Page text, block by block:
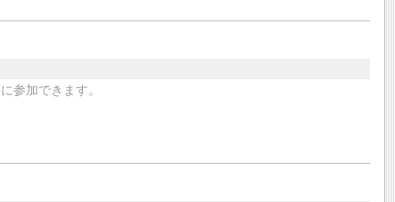
参加できます。